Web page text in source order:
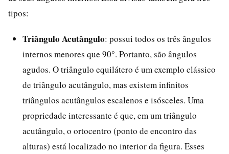
tipos:
Triângulo Acutângulo: possui todos os três ângulos
internos menores que 90°. Portanto, são ângulos
agudos. O triângulo equilátero é um exemplo clássico
de triângulo acutângulo, mas existem infinitos
triângulos acutângulos escalenos e isósceles. Uma
propriedade interessante é que, em um triângulo
acutângulo, o ortocentro (ponto de encontro das
alturas) está localizado no interior da figura. Esses